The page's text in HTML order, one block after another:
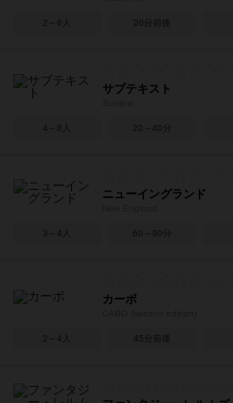
2～6人 20分前後
サブテキスト
4～8人 20～40分
ニューイングランド
3～4人 60～90分
カーボ
2～4人 45分前後